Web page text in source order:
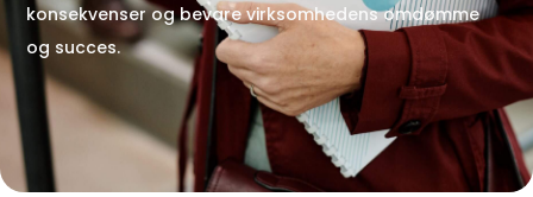
konsekvenser og bevare virksomhedens omdømme
og succes.